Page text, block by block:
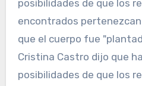
Cristina Castro dijo que
posibilidades de que los